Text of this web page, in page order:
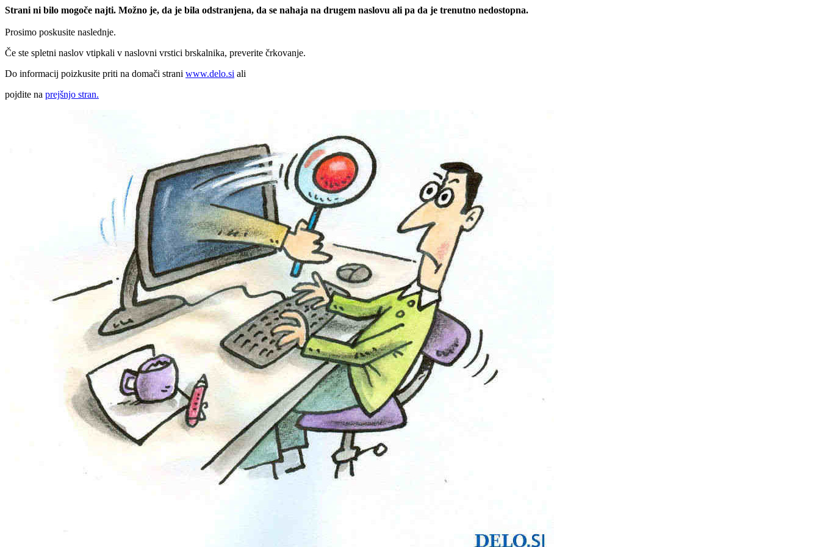
Strani ni bilo mogoče najti. Možno je, da je bila odstranjena, da se nahaja na drugem naslovu ali pa da je trenutno nedostopna.
Prosimo poskusite naslednje.
Če ste spletni naslov vtipkali v naslovni vrstici brskalnika, preverite črkovanje.
Do informacij poizkusite priti na domači strani www.delo.si ali
pojdite na prejšnjo stran.